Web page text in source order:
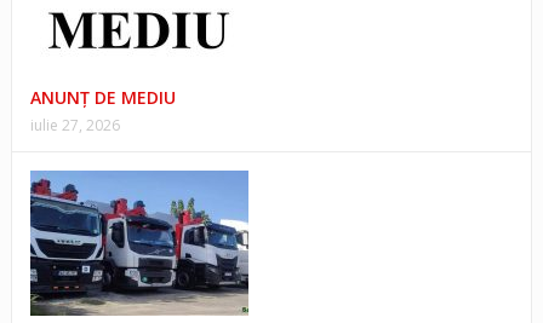
ANUNŢ DE MEDIU
iulie 27, 2026